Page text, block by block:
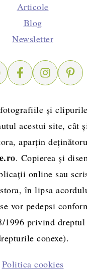
Articole
Blog
Newsletter
și
acestui site, cât
aparțin
. Copierea și
online sau
în lipsa
vor pedepsi
1996 privind
conexe).
Politica cookies